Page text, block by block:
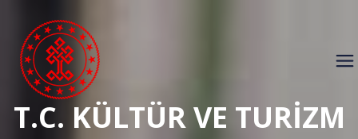
T.C. KÜLTÜR VE TURİZM